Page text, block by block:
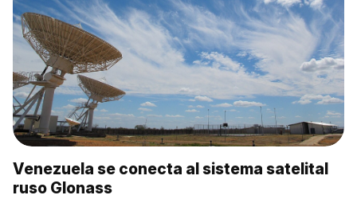
Venezuela se conecta al sistema satelital
ruso Glonass